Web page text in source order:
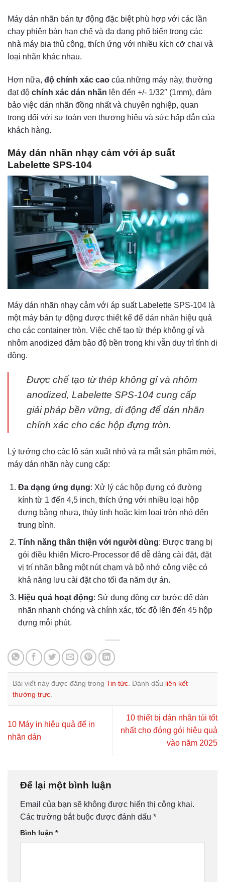
Máy dán nhãn bán tự động đặc biệt phù hợp với các lần
chạy phiên bản hạn chế và đa dạng phổ biến trong các
nhà máy bia thủ công, thích ứng với nhiều kích cỡ chai và
loại nhãn khác nhau.
Hơn nữa, độ chính xác cao của những máy này, thường
đạt độ chính xác dán nhãn lên đến +/- 1/32″ (1mm), đảm
bảo việc dán nhãn đồng nhất và chuyên nghiệp, quan
trọng đối với sự toàn vẹn thương hiệu và sức hấp dẫn của
khách hàng.
Máy dán nhãn nhạy cảm với áp suất
Labelette SPS-104
Máy dán nhãn nhạy cảm với áp suất Labelette SPS-104 là
một máy bán tự động được thiết kế để dán nhãn hiệu quả
cho các container tròn. Việc chế tạo từ thép không gỉ và
nhôm anodized đảm bảo độ bền trong khi vẫn duy trì tính di
động.
Được chế tạo từ thép không gỉ và nhôm
anodized, Labelette SPS-104 cung cấp
giải pháp bền vững, di động để dán nhãn
chính xác cho các hộp đựng tròn.
Lý tưởng cho các lô sản xuất nhỏ và ra mắt sản phẩm mới,
máy dán nhãn này cung cấp:
Đa dạng ứng dụng: Xử lý các hộp đựng có đường
kính từ 1 đến 4,5 inch, thích ứng với nhiều loại hộp
đựng bằng nhựa, thủy tinh hoặc kim loại tròn nhỏ đến
trung bình.
Tính năng thân thiện với người dùng: Được trang bị
gói điều khiển Micro-Processor để dễ dàng cài đặt, đặt
vị trí nhãn bằng một nút chạm và bộ nhớ công việc có
khả năng lưu cài đặt cho tối đa năm dự án.
Hiệu quả hoạt động: Sử dụng động cơ bước để dán
nhãn nhanh chóng và chính xác, tốc độ lên đến 45 hộp
đựng mỗi phút.
Bài viết này được đăng trong Tin tức . Đánh dấu liên kết
thường trực
10 Máy in hiệu quả để in
nhãn dán
10 thiết bị dán nhãn túi tốt
nhất cho đóng gói hiệu quả
vào năm 2025
Để lại một bình luận
Email của bạn sẽ không được hiển thị công khai.
Các trường bắt buộc được đánh dấu *
Bình luận *